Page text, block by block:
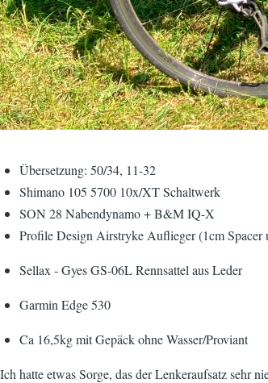
Übersetzung: 50/34, 11-32
Shimano 105 5700 10x/XT Schaltwerk
SON 28 Nabendynamo + B&M IQ-X
Profile Design Airstryke Auflieger (1cm Spacer
Sellax - Gyes GS-06L Rennsattel aus Leder
Garmin Edge 530
Ca 16,5kg mit Gepäck ohne Wasser/Proviant
Ich hatte etwas Sorge, das der Lenkeraufsatz sehr